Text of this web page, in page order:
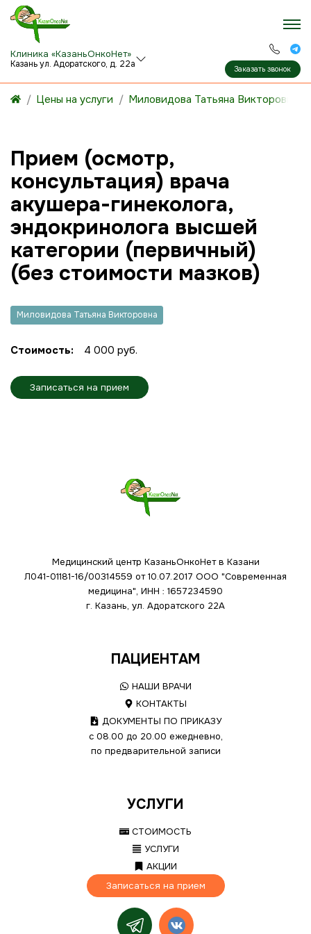
Клиника «КазаньОнкоНет»
Казань ул. Адоратского, д. 22а Заказать звонок
Цены на услуги Миловидова Татьяна Викторовна
Прием (осмотр,
консультация) врача
акушера-гинеколога,
эндокринолога высшей
категории (первичный)
(без стоимости мазков)
Миловидова Татьяна Викторовна
Стоимость: 4 000 руб.
Записаться на прием
Медицинский центр КазаньОнкоНет в Казани
Л041-01181-16/00314559 от 10.07.2017 ООО "Современная
медицина", ИНН : 1657234590
г. Казань, ул. Адоратского 22А
ПАЦИЕНТАМ
НАШИ ВРАЧИ
КОНТАКТЫ
ДОКУМЕНТЫ ПО ПРИКАЗУ
с 08.00 до 20.00 ежедневно,
по предварительной записи
УСЛУГИ
СТОИМОСТЬ
УСЛУГИ
АКЦИИ
Записаться на прием